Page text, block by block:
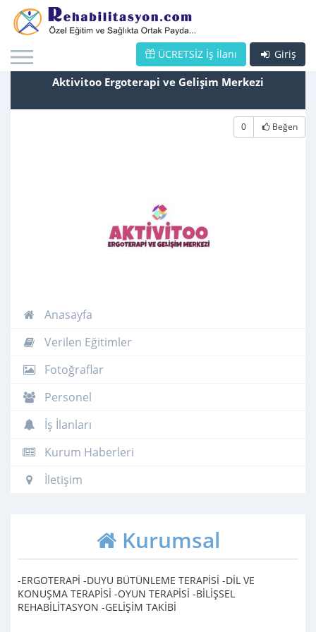
Giriş
ÜCRETSİZ İş İlanı
Aktivitoo Ergoterapi ve Gelişim Merkezi
0 Beğen
Anasayfa
Verilen Eğitimler
Fotoğraflar
Personel
İş İlanları
Kurum Haberleri
İletişim
Kurumsal
-ERGOTERAPİ -DUYU BÜTÜNLEME TERAPİSİ -DİL VE
KONUŞMA TERAPİSİ -OYUN TERAPİSİ -BİLİŞSEL
REHABİLİTASYON -GELİŞİM TAKİBİ